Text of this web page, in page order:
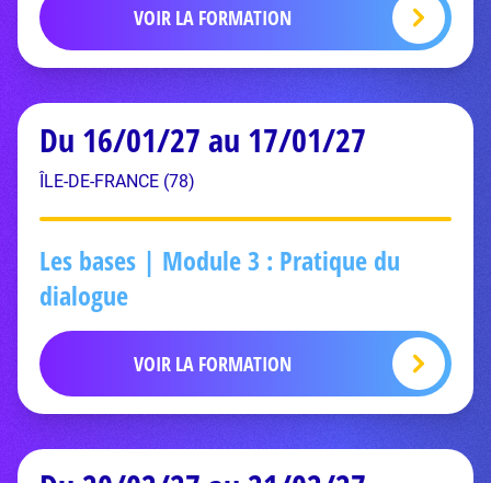
VOIR LA FORMATION
Du 16/01/27 au 17/01/27
ÎLE-DE-FRANCE (78)
Les bases | Module 3 : Pratique du
dialogue
VOIR LA FORMATION